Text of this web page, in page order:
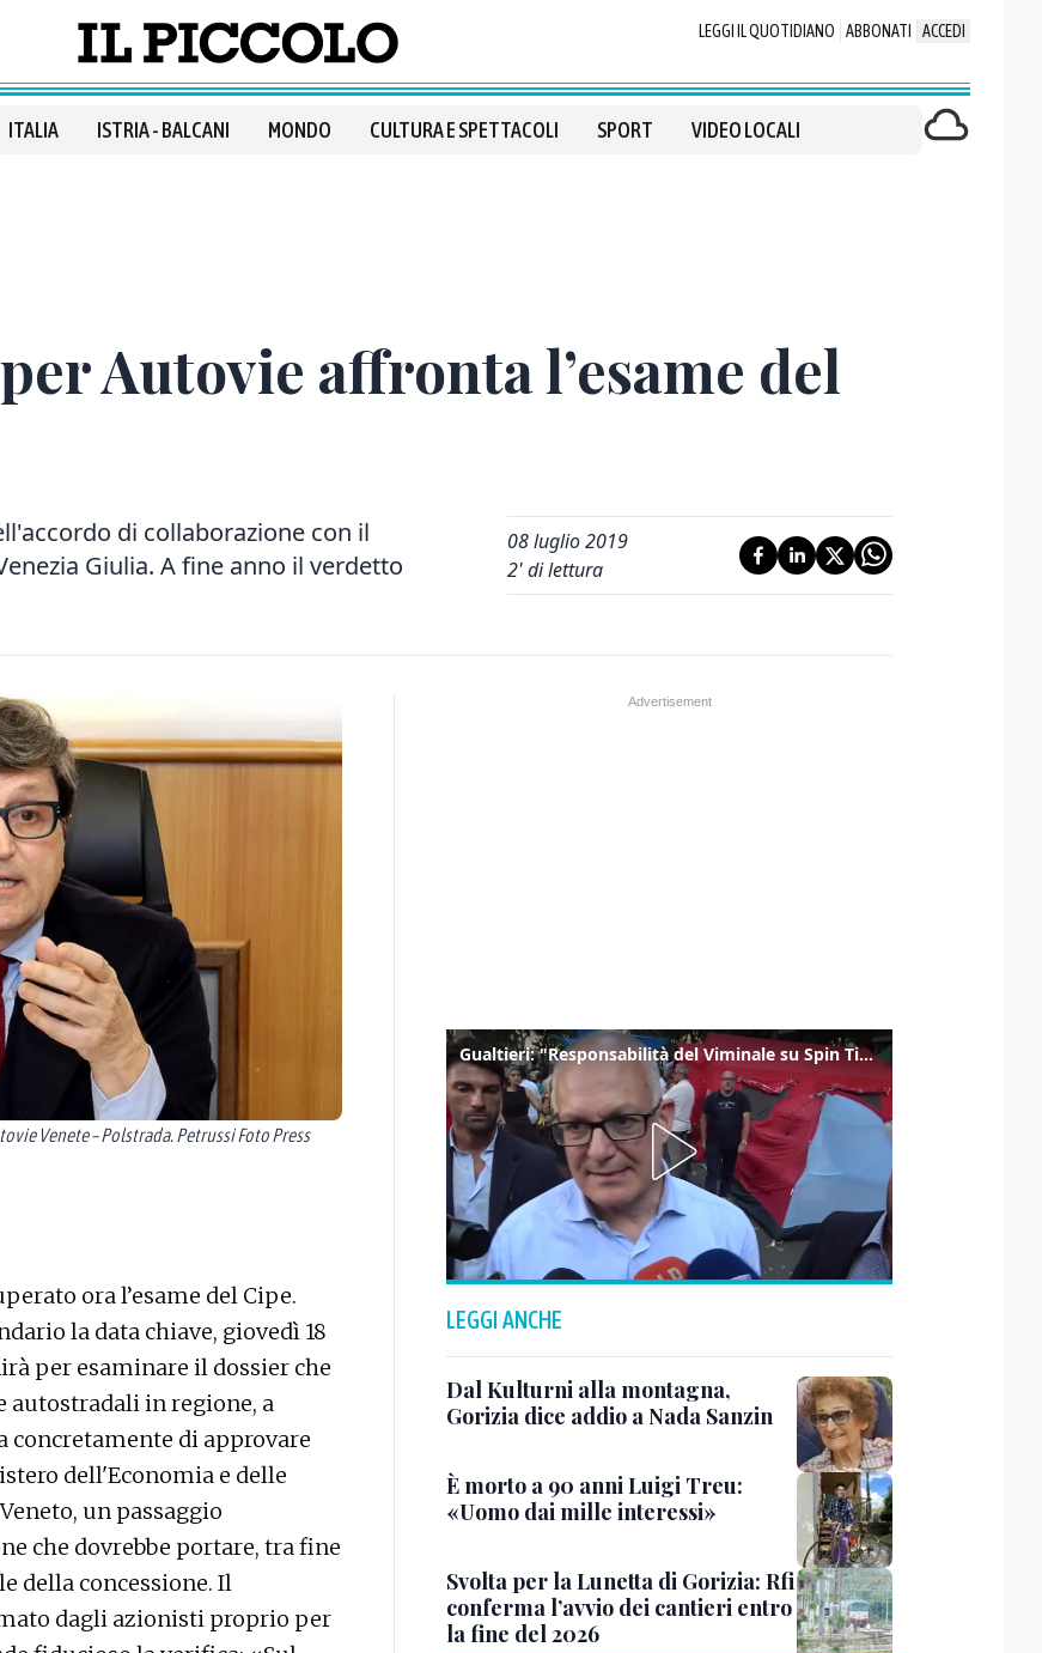
LEGGI IL QUOTIDIANO ABBONATI ACCEDI
ITALIA ISTRIA - BALCANI MONDO CULTURA E SPETTACOLI SPORT VIDEO LOCALI
Autovie affronta l’esame del
di collaborazione con il
Giulia. A fine anno il verdetto
08 luglio 2019
2' di lettura
Venete – Polstrada. Petrussi Foto Press
ora l’esame del Cipe.
la data chiave, giovedì 18
per esaminare il dossier che
autostradali in regione, a
concretamente di approvare
dell'Economia e delle
un passaggio
che dovrebbe portare, tra fine
della concessione. Il
dagli azionisti proprio per
Gualtieri: "Responsabilità del Viminale su Spin Time? La posizione dei partiti è nota"
LEGGI ANCHE
Dal Kulturni alla montagna,
Gorizia dice addio a Nada Sanzin
È morto a 90 anni Luigi Treu:
«Uomo dai mille interessi»
Svolta per la Lunetta di Gorizia: Rfi
conferma l’avvio dei cantieri entro
la fine del 2026